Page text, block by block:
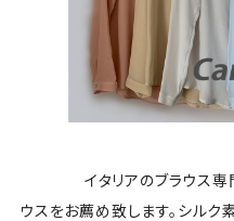
イタリアのブラウス専門ブ
ウスをお薦め致します。シル